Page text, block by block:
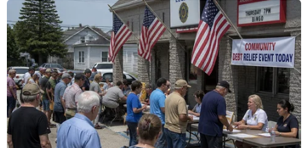
07/08/2026 12:02
Sri Lanka tăng cường ngăn chặn
trang web cá cược trực tuyến
07/08/2026 11:39